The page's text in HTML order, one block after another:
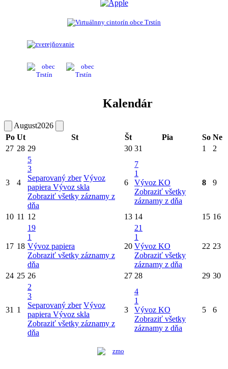
Kalendár
August2026
Po Ut St Št Pia So Ne
27 28 29 30 31 1 2
3 4
5
3
Separovaný zber Vývoz
papiera Vývoz skla
Zobraziť všetky záznamy z
dňa
6
7
1
Vývoz KO
Zobraziť všetky
záznamy z dňa
8 9
10 11 12 13 14 15 16
17 18
19
1
Vývoz papiera
Zobraziť všetky záznamy z
dňa
20
21
1
Vývoz KO
Zobraziť všetky
záznamy z dňa
22 23
24 25 26 27 28 29 30
31 1
2
3
Separovaný zber Vývoz
papiera Vývoz skla
Zobraziť všetky záznamy z
dňa
3
4
1
Vývoz KO
Zobraziť všetky
záznamy z dňa
5 6